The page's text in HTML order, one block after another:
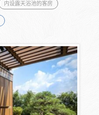
内设露天浴池的客房